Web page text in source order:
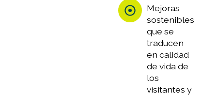
Mejoras
sostenibles
que se
traducen
en calidad
de vida de
los
visitantes y